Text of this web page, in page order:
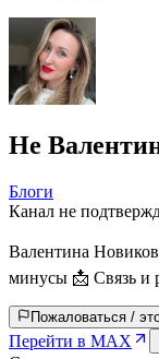
Не
Блоги
Канал не
Валентина
минусы 📩 Связь и
Пожаловаться /
Перейти в MAX